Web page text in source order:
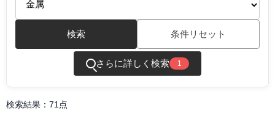
検索 条件リセット
さらに詳しく検索 1
検索結果：71点